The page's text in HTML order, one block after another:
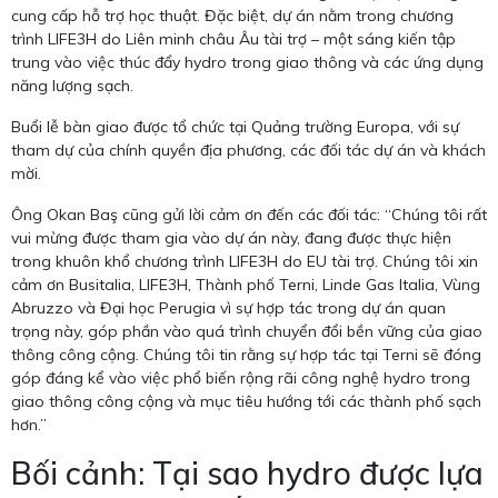
cung cấp hỗ trợ học thuật. Đặc biệt, dự án nằm trong chương
trình LIFE3H do Liên minh châu Âu tài trợ – một sáng kiến tập
trung vào việc thúc đẩy hydro trong giao thông và các ứng dụng
năng lượng sạch.
Buổi lễ bàn giao được tổ chức tại Quảng trường Europa, với sự
tham dự của chính quyền địa phương, các đối tác dự án và khách
mời.
Ông Okan Baş cũng gửi lời cảm ơn đến các đối tác: “Chúng tôi rất
vui mừng được tham gia vào dự án này, đang được thực hiện
trong khuôn khổ chương trình LIFE3H do EU tài trợ. Chúng tôi xin
cảm ơn Busitalia, LIFE3H, Thành phố Terni, Linde Gas Italia, Vùng
Abruzzo và Đại học Perugia vì sự hợp tác trong dự án quan
trọng này, góp phần vào quá trình chuyển đổi bền vững của giao
thông công cộng. Chúng tôi tin rằng sự hợp tác tại Terni sẽ đóng
góp đáng kể vào việc phổ biến rộng rãi công nghệ hydro trong
giao thông công cộng và mục tiêu hướng tới các thành phố sạch
hơn.”
Bối cảnh: Tại sao hydro được lựa